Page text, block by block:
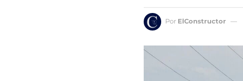
Por ElConstructor